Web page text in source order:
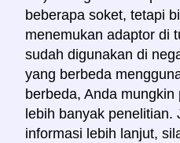
beberapa soket, tetapi
menemukan adaptor di
sudah digunakan di
yang berbeda
berbeda, Anda
lebih banyak penelitian.
informasi lebih lanjut,